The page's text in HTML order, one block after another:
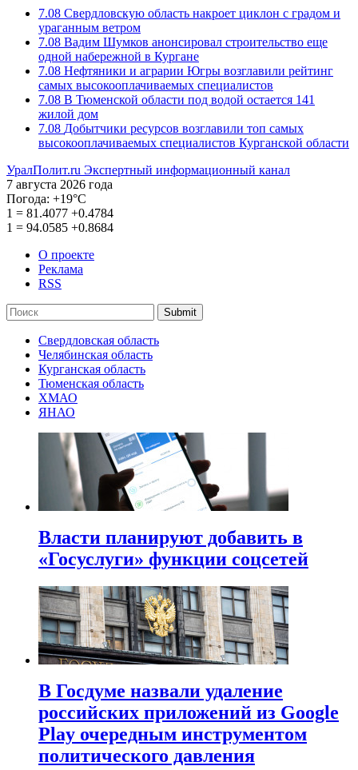
7.08 Свердловскую область накроет циклон с градом и
ураганным ветром
7.08 Вадим Шумков анонсировал строительство еще
одной набережной в Кургане
7.08 Нефтяники и аграрии Югры возглавили рейтинг
самых высокооплачиваемых специалистов
7.08 В Тюменской области под водой остается 141
жилой дом
7.08 Добытчики ресурсов возглавили топ самых
высокооплачиваемых специалистов Курганской области
УралПолит.ru Экспертный информационный канал
7 августа 2026 года
Погода: +19°С
1 = 81.4077 +0.4784
1 = 94.0585 +0.8684
О проекте
Реклама
RSS
Submit
Свердловская область
Челябинская область
Курганская область
Тюменская область
ХМАО
ЯНАО
Власти планируют добавить в
«Госуслуги» функции соцсетей
В Госдуме назвали удаление
российских приложений из Google
Play очередным инструментом
политического давления